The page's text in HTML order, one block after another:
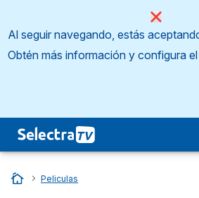
Al seguir navegando, estás
Obtén más información y configura
Inicio
…
Peliculas